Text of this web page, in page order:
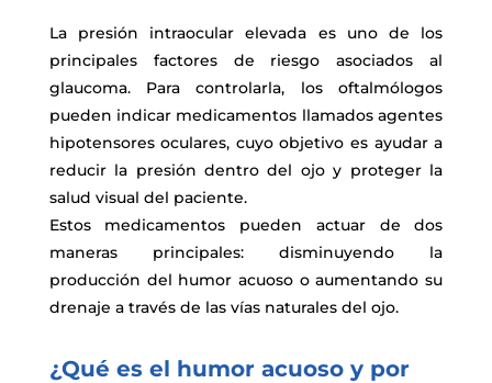
La presión intraocular elevada es uno de los
principales factores de riesgo asociados al
glaucoma. Para controlarla, los oftalmólogos
pueden indicar medicamentos llamados agentes
hipotensores oculares, cuyo objetivo es ayudar a
reducir la presión dentro del ojo y proteger la
salud visual del paciente.
Estos medicamentos pueden actuar de dos
maneras principales: disminuyendo la
producción del humor acuoso o aumentando su
drenaje a través de las vías naturales del ojo.
¿Qué es el humor acuoso y por